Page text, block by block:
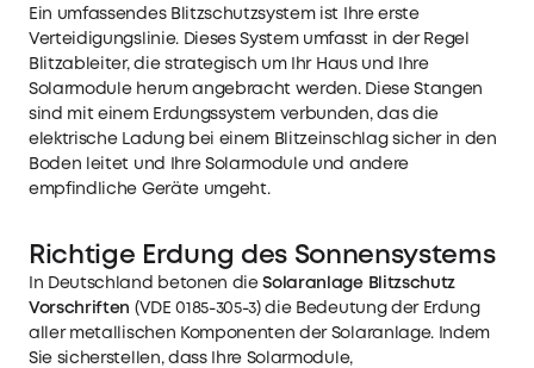
Ein umfassendes Blitzschutzsystem ist Ihre erste
Verteidigungslinie. Dieses System umfasst in der Regel
Blitzableiter, die strategisch um Ihr Haus und Ihre
Solarmodule herum angebracht werden. Diese Stangen
sind mit einem Erdungssystem verbunden, das die
elektrische Ladung bei einem Blitzeinschlag sicher in den
Boden leitet und Ihre Solarmodule und andere
empfindliche Geräte umgeht.
Richtige Erdung des Sonnensystems
In Deutschland betonen dieSolaranlage Blitzschutz
Vorschriften (VDE 0185-305-3) die Bedeutung der Erdung
aller metallischen Komponenten der Solaranlage. Indem
Sie sicherstellen, dass Ihre Solarmodule,